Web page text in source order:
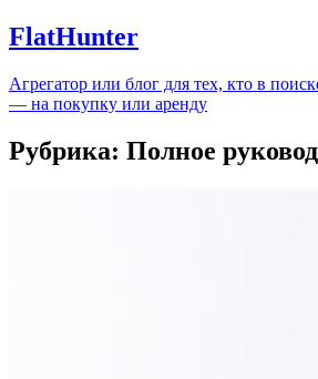
FlatHunter
Агрегатор или блог для тех, кто в
— на покупку или аренду
Рубрика: Полное